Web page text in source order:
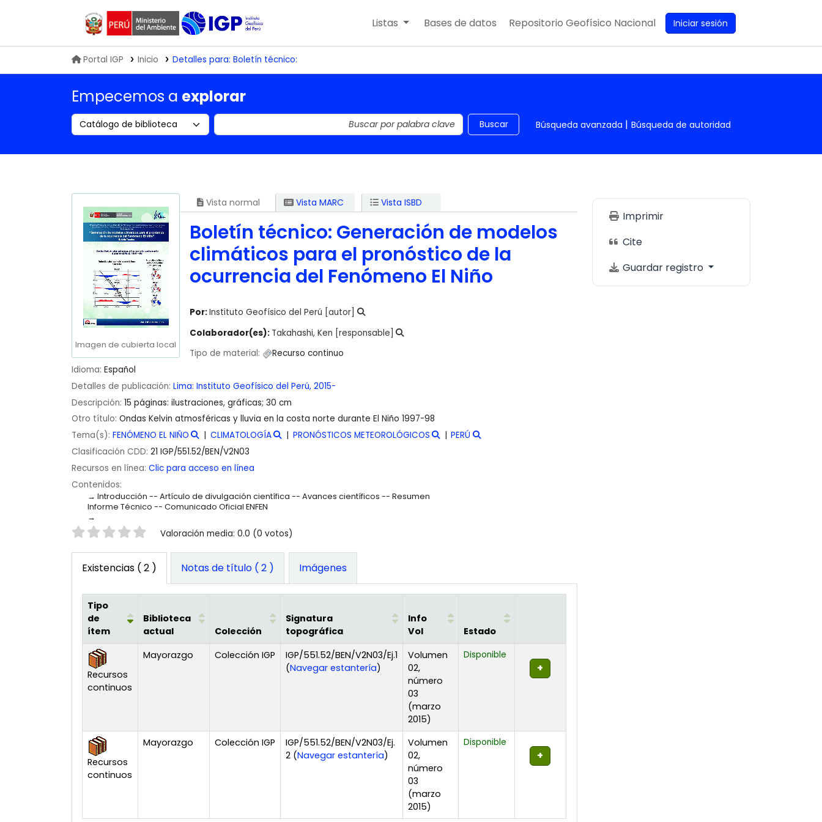
Biblioteca IGP
Listas Bases de datos Repositorio Geofísico Nacional Iniciar sesión
Portal IGP Inicio Detalles para: Boletín técnico:
Empecemos a explorar
Search the catalog by: Buscar en el catálogo por palabra clave Buscar Búsqueda avanzada Búsqueda de autoridad
Imagen de cubierta local
Vista normal Vista MARC Vista ISBD
Boletín técnico: Generación de modelos
climáticos para el pronóstico de la
ocurrencia del Fenómeno El Niño
Por:Instituto Geofísico del Perú [autor]
Colaborador(es): Takahashi, Ken [responsable]
Tipo de material:
Recurso continuo
Idioma: Español
Detalles de publicación: Lima: Instituto Geofísico del Perú, 2015-
Descripción: 15 páginas: ilustraciones, gráficas; 30 cm
Otro título: Ondas Kelvin atmosféricas y lluvia en la costa norte durante El Niño 1997-98
Tema(s): FENÓMENO EL NIÑO CLIMATOLOGÍA PRONÓSTICOS METEOROLÓGICOS
PERÚ
Clasificación CDD: 21 IGP/551.52/BEN/V2N03
Recursos en línea: Clic para acceso en línea
Contenidos:
Introducción -- Artículo de divulgación científica -- Avances científicos -- Resumen
Informe Técnico -- Comunicado Oficial ENFEN
Valoración Valoración media: 0.0 (0 votos)
Existencias ( 2 ) Notas de título ( 2 ) Imágenes
Existencias
Tipo
de
ítem
Biblioteca
actual
Colección
Signatura
topográfica
Info
Vol
Estado
Recursos
continuos
Mayorazgo Colección IGP
IGP/551.52/BEN/V2N03/Ej.1
(Navegar estantería(Abre debajo)
)
Volumen
02,
número
03
(marzo
2015)
Disponible
Recursos
continuos
Mayorazgo Colección IGP
IGP/551.52/BEN/V2N03/Ej.
2 (Navegar estantería(Abre debajo)
)
Volumen
02,
número
03
(marzo
2015)
Disponible
Imprimir
Cite
Guardar registro